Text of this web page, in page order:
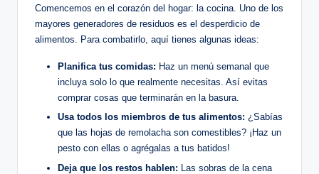
Comencemos en el corazón del hogar: la cocina. Uno de los
mayores generadores de residuos es el desperdicio de
alimentos. Para combatirlo, aquí tienes algunas ideas:
Planifica tus comidas: Haz un menú semanal que
incluya solo lo que realmente necesitas. Así evitas
comprar cosas que terminarán en la basura.
Usa todos los miembros de tus alimentos: ¿Sabías
que las hojas de remolacha son comestibles? ¡Haz un
pesto con ellas o agrégalas a tus batidos!
Deja que los restos hablen: Las sobras de la cena